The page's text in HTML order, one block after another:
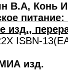
В.А, Конь
изд.,
ISBN-
изд.